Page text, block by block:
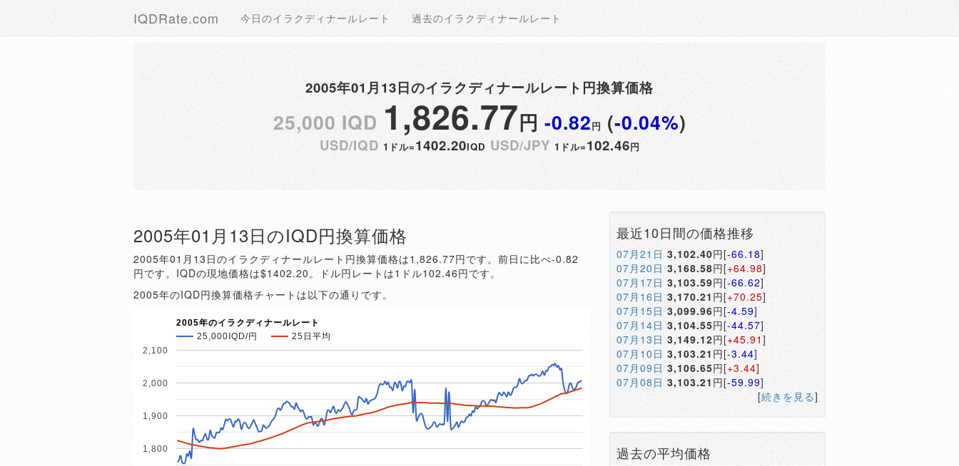
IQDRate.com 今日のイラクディナールレート 過去のイラクディナールレート
2005年01月13日のイラクディナールレート円換算価格
25,000 IQD 1,826.77円 -0.82円 (-0.04%)
USD/IQD 1ドル=1402.20IQD USD/JPY 1ドル=102.46円
2005年01月13日のIQD円換算価格
2005年01月13日のイラクディナールレート円換算価格は1,826.77円です。前日に比べ-0.82
円です。IQDの現地価格は$1402.20。ドル円レートは1ドル102.46円です。
2005年のIQD円換算価格チャートは以下の通りです。
2005年のイラクディナールレート
25,000IQD/円
25日平均
1,800
1,900
2,000
2,100
最近10日間の価格推移
07月21日 3,102.40円[-66.18]
07月20日 3,168.58円[+64.98]
07月17日 3,103.59円[-66.62]
07月16日 3,170.21 円[+70.25]
07月15日 3,099.96円[-4.59]
07月14日 3,104.55円[-44.57]
07月13日 3,149.12円[+45.91 ]
07月10日 3,103.21円[-3.44]
07月09日 3,106.65円[+3.44]
07月08日 3,103.21 円[-59.99]
[続きを見る]
過去の平均価格